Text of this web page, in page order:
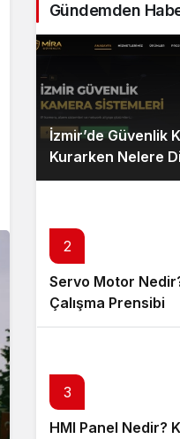
Gündüz
Gece
Gece
Gündemden
İzmir’de Güvenlik
Kurarken Nelere
2
Servo Motor
Çalışma Prensibi
3
HMI Panel Nedir?